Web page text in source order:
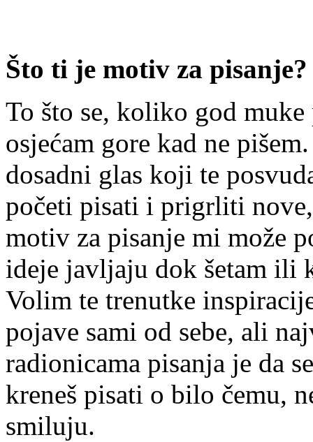
Što ti je motiv za pisanje?
To što se, koliko god
osjećam gore kad ne
dosadni glas koji te
početi pisati i prigrliti
motiv za pisanje mi može
ideje javljaju dok šetam ili
Volim te trenutke
pojave sami od sebe, ali
radionicama pisanja je da
kreneš pisati o bilo čemu,
smiluju.